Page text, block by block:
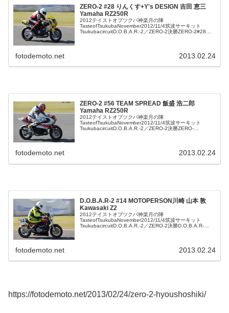
ZERO-2 #28 りんくす+Y's DESIGN 吉田 恵三
Yamaha RZ250R
2012テイストオブツクバ神楽月の陣
TasteofTsukubaNovember2012/11/4筑波サーキット
TsukubacircuitD.O.B.A.R.-2／ZERO-2決勝ZERO-2#28り
fotodemoto.net 2013.02.24
ZERO-2 #56 TEAM SPREAD 飯盛 浩二郎
Yamaha RZ250R
2012テイストオブツクバ神楽月の陣
TasteofTsukubaNovember2012/11/4筑波サーキット
TsukubacircuitD.O.B.A.R.-2／ZERO-2決勝ZERO-
fotodemoto.net 2013.02.24
D.O.B.A.R-2 #14 MOTOPERSON川崎 山本 敦
Kawasaki Z2
2012テイストオブツクバ神楽月の陣
TasteofTsukubaNovember2012/11/4筑波サーキット
TsukubacircuitD.O.B.A.R.-2／ZERO-2決勝D.O.B.A.R-
fotodemoto.net 2013.02.24
https://fotodemoto.net/2013/02/24/zero-2-hyoushoshiki/